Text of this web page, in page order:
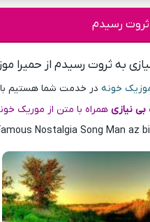
رسیدم
به ثروت رسیدم از حمیرا
خونه در خدمت شما هستیم با
بی نیازیهمراه با متن از موریک
Nostalgia Song Man az